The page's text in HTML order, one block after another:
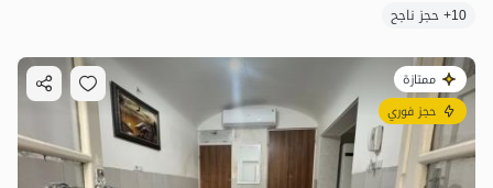
10+ حجز ناجح
ممتازة
حجز فوري